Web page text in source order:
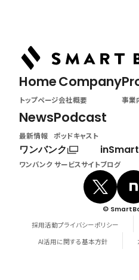
Home
トップページ
Company
会社概要 事業
News
最新情報
Podcast
ポッドキャスト
ワンバンク
ワンバンク サービスサイトブログ
©
採用活動プライバシーポリシー
AI活用に関する基本方針